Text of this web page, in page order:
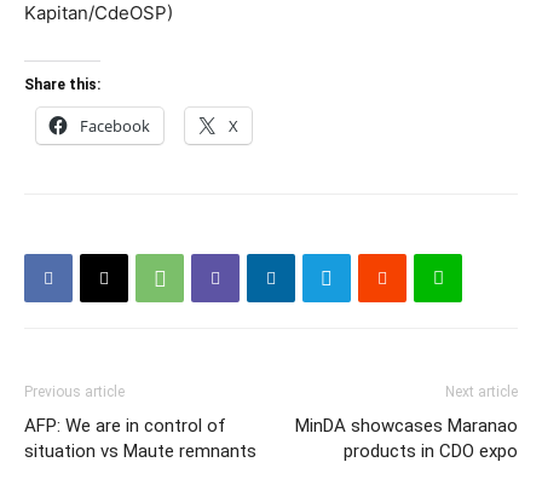
Kapitan/CdeOSP)
Share this:
Facebook X
Previous article
AFP: We are in control of
situation vs Maute remnants
Next article
MinDA showcases Maranao
products in CDO expo